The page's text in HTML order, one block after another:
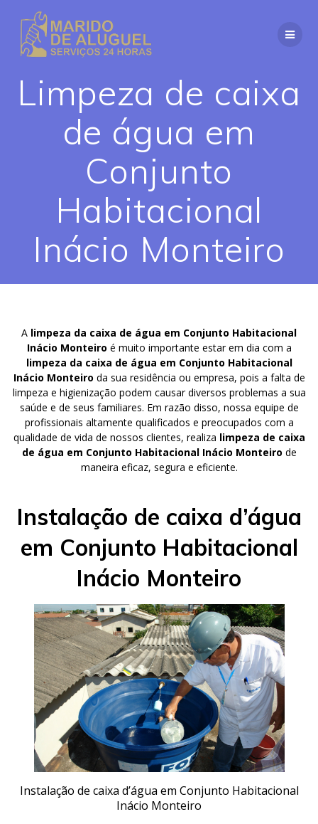
Limpeza de caixa
de água em
Conjunto
Habitacional
Inácio Monteiro
A limpeza da caixa de água em Conjunto Habitacional
Inácio Monteiro é muito importante estar em dia com a
limpeza da caixa de água em Conjunto Habitacional
Inácio Monteiro da sua residência ou empresa, pois a falta de
limpeza e higienização podem causar diversos problemas a sua
saúde e de seus familiares. Em razão disso, nossa equipe de
profissionais altamente qualificados e preocupados com a
qualidade de vida de nossos clientes, realiza limpeza de caixa
de água em Conjunto Habitacional Inácio Monteiro de
maneira eficaz, segura e eficiente.
Instalação de caixa d’água
em Conjunto Habitacional
Inácio Monteiro
Instalação de caixa d’água em Conjunto Habitacional
Inácio Monteiro